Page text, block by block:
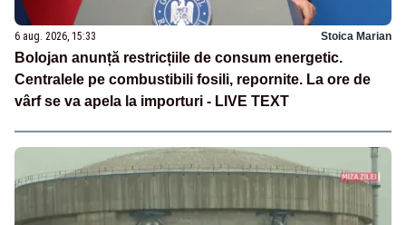
6 aug. 2026, 15:33 Stoica Marian
Bolojan anunță restricțiile de consum energetic.
Centralele pe combustibili fosili, repornite. La ore de
vârf se va apela la importuri - LIVE TEXT